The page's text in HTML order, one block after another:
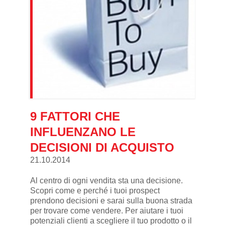
9 FATTORI CHE
INFLUENZANO LE
DECISIONI DI ACQUISTO
21.10.2014
Al centro di ogni vendita sta una decisione.
Scopri come e perché i tuoi prospect
prendono decisioni e sarai sulla buona strada
per trovare come vendere. Per aiutare i tuoi
potenziali clienti a scegliere il tuo prodotto o il